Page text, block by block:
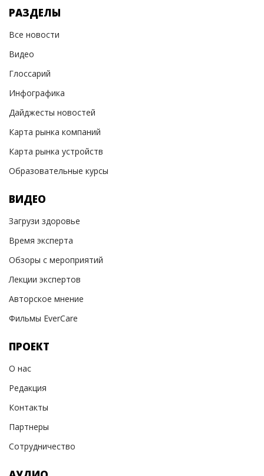
РАЗДЕЛЫ
Все новости
Видео
Глоссарий
Инфографика
Дайджесты новостей
Карта рынка компаний
Карта рынка устройств
Образовательные курсы
ВИДЕО
Загрузи здоровье
Время эксперта
Обзоры с мероприятий
Лекции экспертов
Авторское мнение
Фильмы EverCare
ПРОЕКТ
О нас
Редакция
Контакты
Партнеры
Сотрудничество